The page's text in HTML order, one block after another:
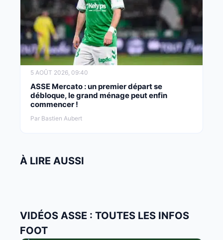
5 AOÛT 2026, 09:40
ASSE Mercato : un premier départ se
débloque, le grand ménage peut enfin
commencer !
Par Bastien Aubert
À LIRE AUSSI
VIDÉOS ASSE : TOUTES LES INFOS
FOOT